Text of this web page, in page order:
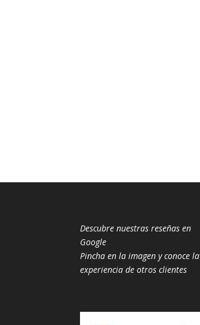
Descubre nuestras reseñas en
Google
Pincha en la imagen y conoce la
experiencia de otros clientes